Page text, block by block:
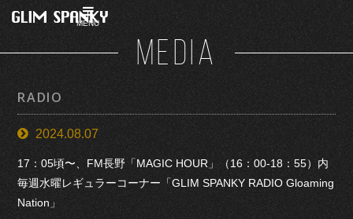
MENU
MEDIA
RADIO
2024.08.07
17：05頃〜、FM長野「MAGIC HOUR」（16：00-18：55）内
毎週水曜レギュラーコーナー「GLIM SPANKY RADIO Gloaming
Nation」